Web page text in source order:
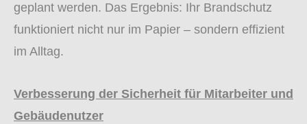
geplant werden. Das Ergebnis: Ihr Brandschutz
funktioniert nicht nur im Papier – sondern effizient
im Alltag.
Verbesserung der Sicherheit für Mitarbeiter und
Gebäudenutzer